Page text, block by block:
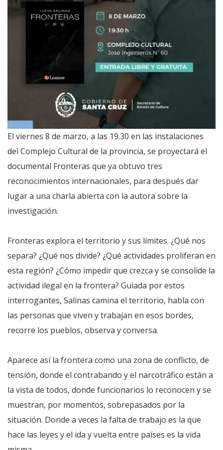
El viernes 8 de marzo, a las 19.30 en las instalaciones
del Complejo Cultural de la provincia, se proyectará el
documental Fronteras que ya obtuvo tres
reconocimientos internacionales, para después dar
lugar a una charla abierta con la autora sobre la
investigación.
Fronteras explora el territorio y sus límites. ¿Qué nos
separa? ¿Qué nos divide? ¿Qué actividades proliferan en
esta región? ¿Cómo impedir que crezca y se consolide la
actividad ilegal en la frontera? Guiada por estos
interrogantes, Salinas camina el territorio, habla con
las personas que viven y trabajan en esos bordes,
recorre los pueblos, observa y conversa.
Aparece así la frontera como una zona de conflicto, de
tensión, donde el contrabando y el narcotráfico están a
la vista de todos, donde funcionarios lo reconocen y se
muestran, por momentos, sobrepasados por la
situación. Donde a veces la falta de trabajo es la que
hace las leyes y el ida y vuelta entre países es la vida